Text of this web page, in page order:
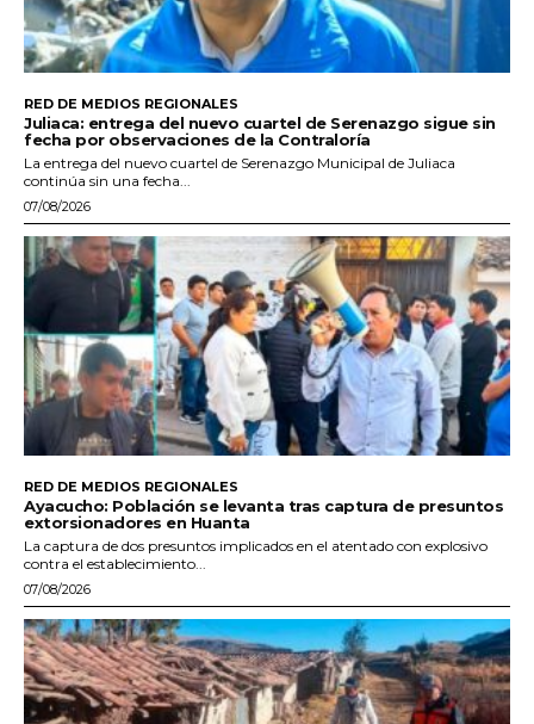
RED DE MEDIOS REGIONALES
Juliaca: entrega del nuevo cuartel de Serenazgo sigue sin
fecha por observaciones de la Contraloría
La entrega del nuevo cuartel de Serenazgo Municipal de Juliaca
continúa sin una fecha...
07/08/2026
RED DE MEDIOS REGIONALES
Ayacucho: Población se levanta tras captura de presuntos
extorsionadores en Huanta
La captura de dos presuntos implicados en el atentado con explosivo
contra el establecimiento...
07/08/2026